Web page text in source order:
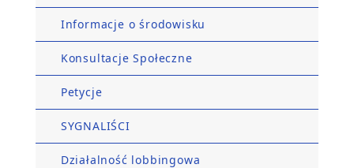
Informacje o środowisku
Konsultacje Społeczne
Petycje
SYGNALIŚCI
Działalność lobbingowa